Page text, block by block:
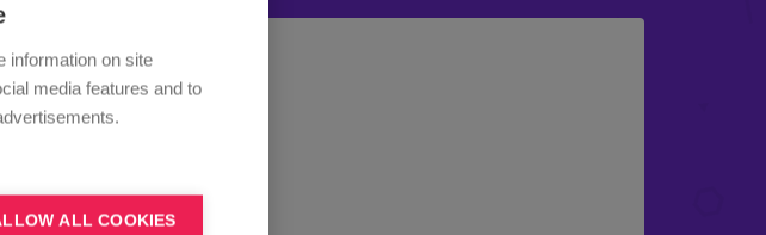
information on site
media features and to
ALL COOKIES